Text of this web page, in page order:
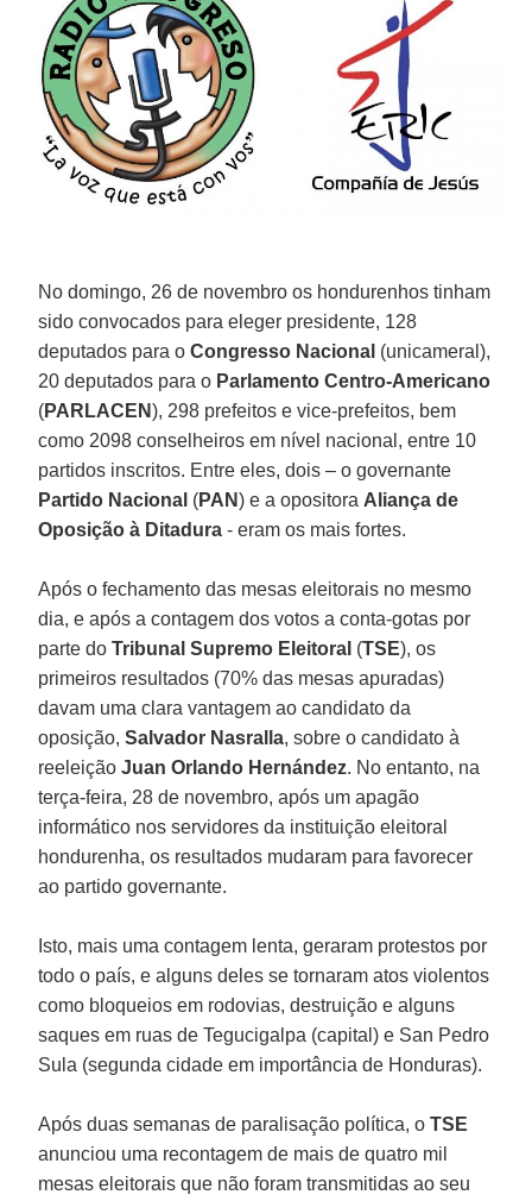
No domingo, 26 de novembro os hondurenhos tinham
sido convocados para eleger presidente, 128
deputados para oCongresso Nacional (unicameral),
20 deputados para o Parlamento Centro-Americano
(PARLACEN), 298 prefeitos e vice-prefeitos, bem
como 2098 conselheiros em nível nacional, entre 10
partidos inscritos. Entre eles, dois – o governante
Partido Nacional (PAN) e a opositora Aliança de
Oposição à Ditadura - eram os mais fortes.
Após o fechamento das mesas eleitorais no mesmo
dia, e após a contagem dos votos a conta-gotas por
parte doTribunal Supremo Eleitoral (TSE), os
primeiros resultados (70% das mesas apuradas)
davam uma clara vantagem ao candidato da
oposição,Salvador Nasralla, sobre o candidato à
reeleiçãoJuan Orlando Hernández. No entanto, na
terça-feira, 28 de novembro, após um apagão
informático nos servidores da instituição eleitoral
hondurenha, os resultados mudaram para favorecer
ao partido governante.
Isto, mais uma contagem lenta, geraram protestos por
todo o país, e alguns deles se tornaram atos violentos
como bloqueios em rodovias, destruição e alguns
saques em ruas de Tegucigalpa (capital) e San Pedro
Sula (segunda cidade em importância de Honduras).
Após duas semanas de paralisação política, oTSE
anunciou uma recontagem de mais de quatro mil
mesas eleitorais que não foram transmitidas ao seu